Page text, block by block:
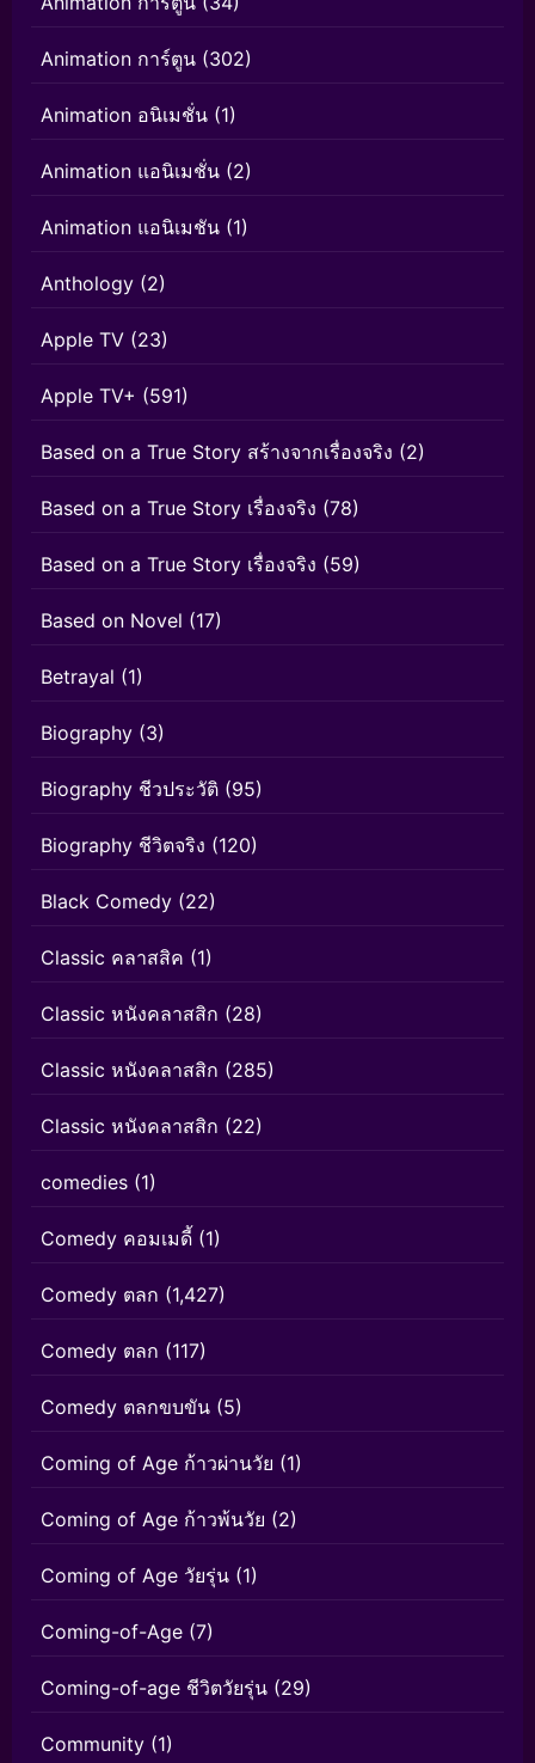
Animation การ์ตูน (302)
Animation อนิเมชั่น (1)
Animation แอนิเมชั่น (2)
Animation แอนิเมชัน (1)
Anthology (2)
Apple TV (23)
Apple TV+ (591)
Based on a True Story สร้างจากเรื่องจริง (2)
Based on a True Story เรื่องจริง (78)
Based on a True Story เรื่องจริง (59)
Based on Novel (17)
Betrayal (1)
Biography (3)
Biography ชีวประวัติ (95)
Biography ชีวิตจริง (120)
Black Comedy (22)
Classic คลาสสิค (1)
Classic หนังคลาสสิก (28)
Classic หนังคลาสสิก (285)
Classic หนังคลาสสิก (22)
comedies (1)
Comedy คอมเมดี้ (1)
Comedy ตลก (1,427)
Comedy ตลก (117)
Comedy ตลกขบขัน (5)
Coming of Age ก้าวผ่านวัย (1)
Coming of Age ก้าวพ้นวัย (2)
Coming of Age วัยรุ่น (1)
Coming-of-Age (7)
Coming-of-age ชีวิตวัยรุ่น (29)
Community (1)